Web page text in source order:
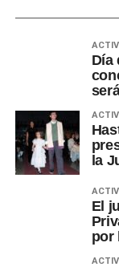
Día
la
El
por